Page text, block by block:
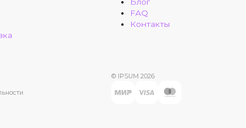
FAQ
Контакты
© IPSUM 2026